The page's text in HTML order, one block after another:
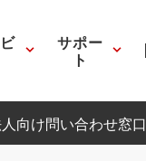
サポー
ト
向け問い合わせ窓口